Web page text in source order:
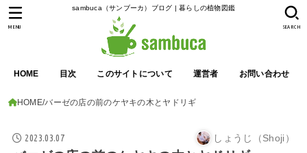
sambuca（サンブーカ）ブログ | 暮らしの植物図鑑
HOME 目次 このサイトについて 運営者 お問い合わせ
SEARCH
MENU
HOME バーゼの店の前のケヤキの木とヤドリギ
2023.03.07 しょうじ（Shoji）